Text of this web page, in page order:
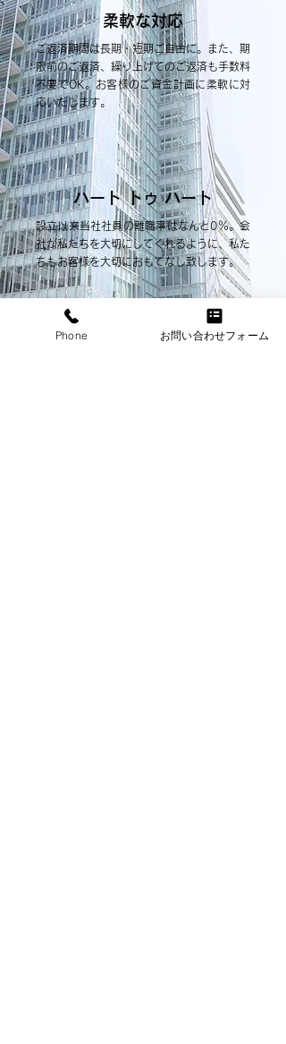
柔軟な対応
ご返済期間は長期・短期ご自由に。また、期
限前のご返済、繰り上げてのご返済も手数料
不要でOK。お客様のご資金計画に柔軟に対
応いたします。
ハート トゥ ハート
設立以来当社社員の離職率はなんと0％。会
社が私たちを大切にしてくれるように、私た
ちもお客様を大切におもてなし致します。
Phone お問い合わせフォーム